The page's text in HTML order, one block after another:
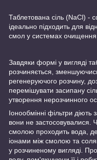
Таблетована сіль (NaCl) -
ідеально підходить для
смол у системах очищення
Завдяки формі у вигляді
розчиняється,
регенеруючого розчину,
перемішувати засипану
утворення нерозчинного
Іонообмінні фільтри
вони не застосовувалися.
смолою проходить вода,
іонами між смолою та
у розчиненому вигляді.